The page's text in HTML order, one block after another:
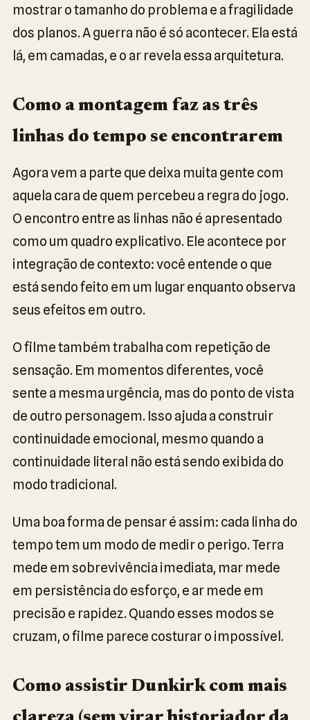
mostrar o tamanho do problema e a fragilidade
dos planos. A guerra não é só acontecer. Ela está
lá, em camadas, e o ar revela essa arquitetura.
Como a montagem faz as três
linhas do tempo se encontrarem
Agora vem a parte que deixa muita gente com
aquela cara de quem percebeu a regra do jogo.
O encontro entre as linhas não é apresentado
como um quadro explicativo. Ele acontece por
integração de contexto: você entende o que
está sendo feito em um lugar enquanto observa
seus efeitos em outro.
O filme também trabalha com repetição de
sensação. Em momentos diferentes, você
sente a mesma urgência, mas do ponto de vista
de outro personagem. Isso ajuda a construir
continuidade emocional, mesmo quando a
continuidade literal não está sendo exibida do
modo tradicional.
Uma boa forma de pensar é assim: cada linha do
tempo tem um modo de medir o perigo. Terra
mede em sobrevivência imediata, mar mede
em persistência do esforço, e ar mede em
precisão e rapidez. Quando esses modos se
cruzam, o filme parece costurar o impossível.
Como assistir Dunkirk com mais